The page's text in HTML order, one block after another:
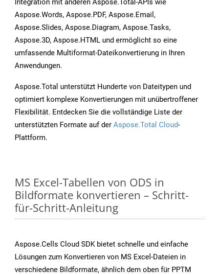
Integration mit anderen Aspose.Total-APIs wie
Aspose.Words, Aspose.PDF, Aspose.Email,
Aspose.Slides, Aspose.Diagram, Aspose.Tasks,
Aspose.3D, Aspose.HTML und ermöglicht so eine
umfassende Multiformat-Dateikonvertierung in Ihren
Anwendungen.
Aspose.Total unterstützt Hunderte von Dateitypen und
optimiert komplexe Konvertierungen mit unübertroffener
Flexibilität. Entdecken Sie die vollständige Liste der
unterstützten Formate auf der Aspose.Total Cloud-
Plattform.
MS Excel-Tabellen von ODS in
Bildformate konvertieren – Schritt-
für-Schritt-Anleitung
Aspose.Cells Cloud SDK bietet schnelle und einfache
Lösungen zum Konvertieren von MS Excel-Dateien in
verschiedene Bildformate, ähnlich dem oben für PPTM